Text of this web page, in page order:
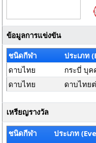
ข้อมูลการแข่งขัน
ชนิดกีฬา
ประเภท
ดาบไทย
กระบี่ บุค
ดาบไทย
ดาบไทย
เหรียญรางวัล
ชนิดกีฬา ประเภท